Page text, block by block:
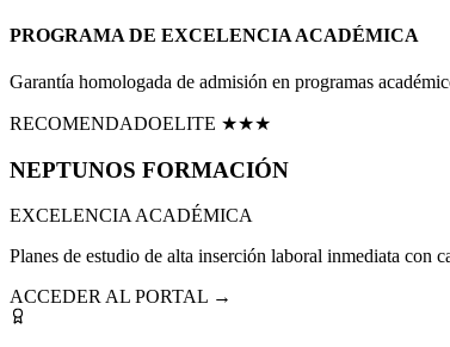
PROGRAMA DE EXCELENCIA ACADÉMICA
Garantía homologada de admisión en programas
RECOMENDADOELITE ★★★
NEPTUNOS FORMACIÓN
EXCELENCIA ACADÉMICA
Planes de estudio de alta inserción laboral inmediata con
ACCEDER AL PORTAL →